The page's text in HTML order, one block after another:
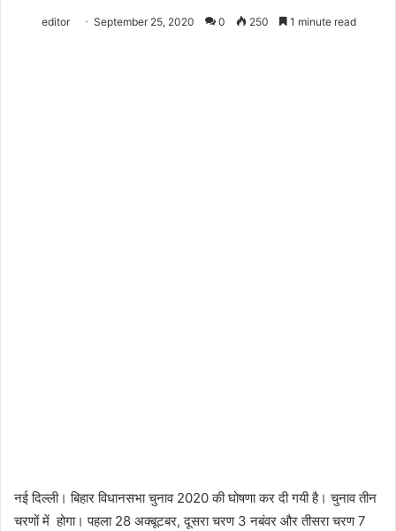
editor September 25, 2020 0 250 1 minute read
नई दिल्ली। बिहार विधानसभा चुनाव 2020 की घोषणा कर दी गयी है। चुनाव तीन
चरणों में होगा। पहला 28 अक्बूटबर, दूसरा चरण 3 नबंवर और तीसरा चरण 7